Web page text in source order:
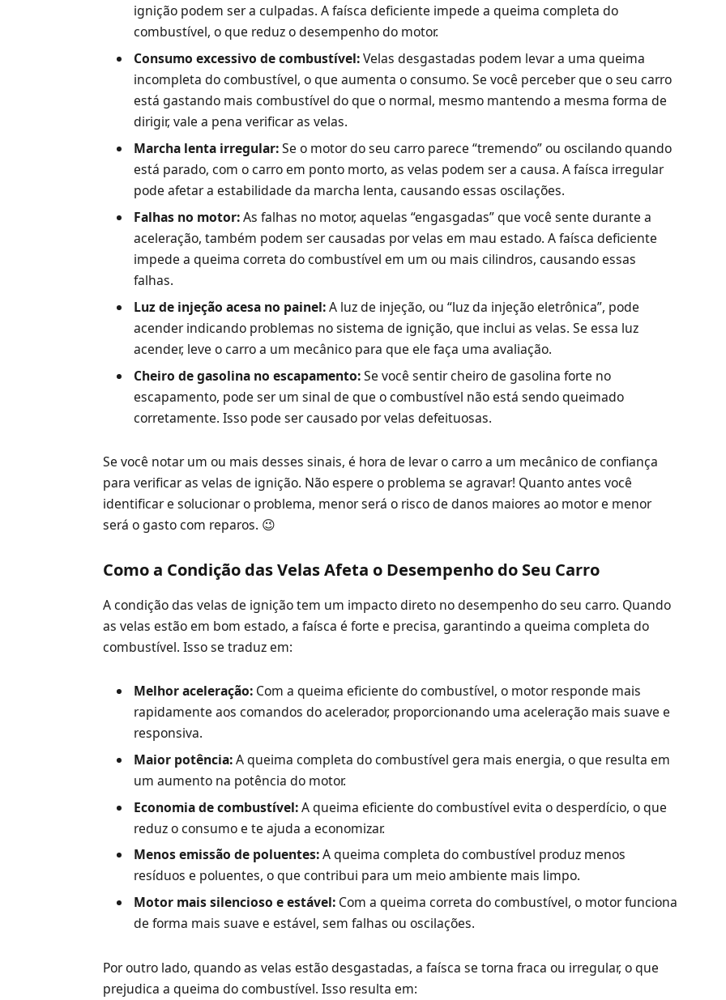
ignição podem ser a culpadas. A faísca deficiente impede a queima completa do
combustível, o que reduz o desempenho do motor.
Consumo excessivo de combustível:Velas desgastadas podem levar a uma queima
incompleta do combustível, o que aumenta o consumo. Se você perceber que o seu carro
está gastando mais combustível do que o normal, mesmo mantendo a mesma forma de
dirigir, vale a pena verificar as velas.
Marcha lenta irregular:Se o motor do seu carro parece “tremendo” ou oscilando quando
está parado, com o carro em ponto morto, as velas podem ser a causa. A faísca irregular
pode afetar a estabilidade da marcha lenta, causando essas oscilações.
Falhas no motor:As falhas no motor, aquelas “engasgadas” que você sente durante a
aceleração, também podem ser causadas por velas em mau estado. A faísca deficiente
impede a queima correta do combustível em um ou mais cilindros, causando essas
falhas.
Luz de injeção acesa no painel:A luz de injeção, ou “luz da injeção eletrônica”, pode
acender indicando problemas no sistema de ignição, que inclui as velas. Se essa luz
acender, leve o carro a um mecânico para que ele faça uma avaliação.
Cheiro de gasolina no escapamento:Se você sentir cheiro de gasolina forte no
escapamento, pode ser um sinal de que o combustível não está sendo queimado
corretamente. Isso pode ser causado por velas defeituosas.
Se você notar um ou mais desses sinais, é hora de levar o carro a um mecânico de confiança
para verificar as velas de ignição. Não espere o problema se agravar! Quanto antes você
identificar e solucionar o problema, menor será o risco de danos maiores ao motor e menor
será o gasto com reparos. 😉
Como a Condição das Velas Afeta o Desempenho do Seu Carro
A condição das velas de ignição tem um impacto direto no desempenho do seu carro. Quando
as velas estão em bom estado, a faísca é forte e precisa, garantindo a queima completa do
combustível. Isso se traduz em:
Melhor aceleração: Com a queima eficiente do combustível, o motor responde mais
rapidamente aos comandos do acelerador, proporcionando uma aceleração mais suave e
responsiva.
Maior potência:A queima completa do combustível gera mais energia, o que resulta em
um aumento na potência do motor.
Economia de combustível:A queima eficiente do combustível evita o desperdício, o que
reduz o consumo e te ajuda a economizar.
Menos emissão de poluentes:A queima completa do combustível produz menos
resíduos e poluentes, o que contribui para um meio ambiente mais limpo.
Motor mais silencioso e estável: Com a queima correta do combustível, o motor funciona
de forma mais suave e estável, sem falhas ou oscilações.
Por outro lado, quando as velas estão desgastadas, a faísca se torna fraca ou irregular, o que
prejudica a queima do combustível. Isso resulta em: